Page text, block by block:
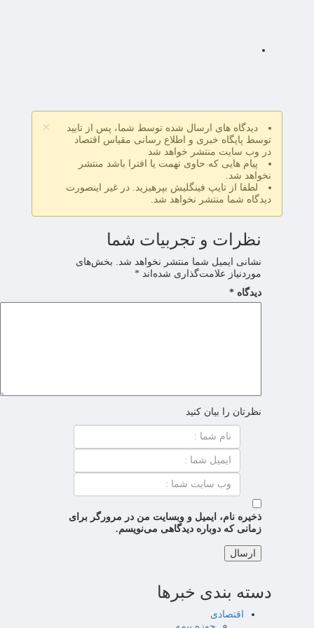
×
دیدگاه های ارسال شده توسط شما، پس از تایید
توسط پایگاه خبری و اطلاع رسانی مقیاس اقتصاد
در وب سایت منتشر خواهد شد
پیام هایی که حاوی تهمت یا افترا باشد منتشر
نخواهد شد.
لطفا از تایپ فینگلیش بپرهیزید. در غیر اینصورت
دیدگاه شما منتشر نخواهد شد.
نظرات و تجربیات شما
نشانی ایمیل شما منتشر نخواهد شد. بخش‌های
موردنیاز علامت‌گذاری شده‌اند *
دیدگاه *
نظرتان را بیان کنید
ذخیره نام، ایمیل و وبسایت من در مرورگر برای
زمانی که دوباره دیدگاهی می‌نویسم.
دسته بندی خبرها
اقتصادی